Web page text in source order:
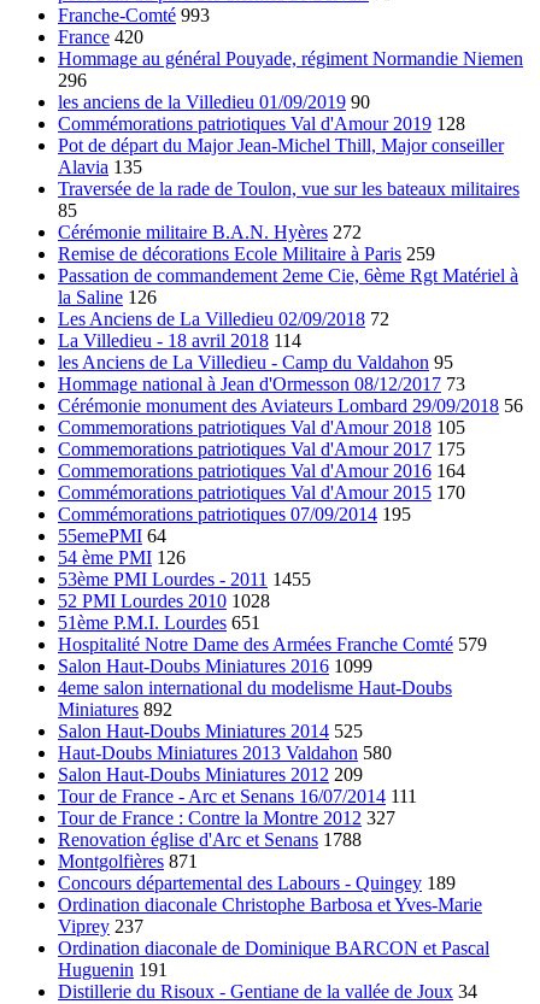
Franche-Comté 993
France 420
Hommage au général Pouyade, régiment Normandie Niemen
296
les anciens de la Villedieu 01/09/2019 90
Commémorations patriotiques Val d'Amour 2019 128
Pot de départ du Major Jean-Michel Thill, Major conseiller
Alavia 135
Traversée de la rade de Toulon, vue sur les bateaux militaires
85
Cérémonie militaire B.A.N. Hyères 272
Remise de décorations Ecole Militaire à Paris 259
Passation de commandement 2eme Cie, 6ème Rgt Matériel à
la Saline 126
Les Anciens de La Villedieu 02/09/2018 72
La Villedieu - 18 avril 2018 114
les Anciens de La Villedieu - Camp du Valdahon 95
Hommage national à Jean d'Ormesson 08/12/2017 73
Cérémonie monument des Aviateurs Lombard 29/09/2018 56
Commemorations patriotiques Val d'Amour 2018 105
Commemorations patriotiques Val d'Amour 2017 175
Commemorations patriotiques Val d'Amour 2016 164
Commémorations patriotiques Val d'Amour 2015 170
Commémorations patriotiques 07/09/2014 195
55emePMI 64
54 ème PMI 126
53ème PMI Lourdes - 2011 1455
52 PMI Lourdes 2010 1028
51ème P.M.I. Lourdes 651
Hospitalité Notre Dame des Armées Franche Comté 579
Salon Haut-Doubs Miniatures 2016 1099
4eme salon international du modelisme Haut-Doubs
Miniatures 892
Salon Haut-Doubs Miniatures 2014 525
Haut-Doubs Miniatures 2013 Valdahon 580
Salon Haut-Doubs Miniatures 2012 209
Tour de France - Arc et Senans 16/07/2014 111
Tour de France : Contre la Montre 2012 327
Renovation église d'Arc et Senans 1788
Montgolfières 871
Concours départemental des Labours - Quingey 189
Ordination diaconale Christophe Barbosa et Yves-Marie
Viprey 237
Ordination diaconale de Dominique BARCON et Pascal
Huguenin 191
Distillerie du Risoux - Gentiane de la vallée de Joux 34